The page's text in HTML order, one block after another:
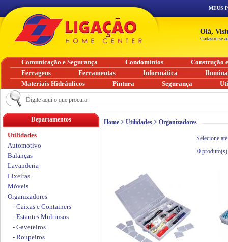
Home > Utilidades > Organizadores
Selecione
0produto(s)
Departamentos
Utilidades
Automotivo
Balanças
Lavanderia
Lixeiras
Móveis
Organizadores
- Caixas e Containers
- Estantes Multiusos
- Gaveteiros
- Roupeiros
MEUS
Olá,
Cadastre-se
Comunicação e Segurança Condomínios
Construção
Ferragens
Ferramentas Informática
Materiais Hidráulicos
Pintura Segurança